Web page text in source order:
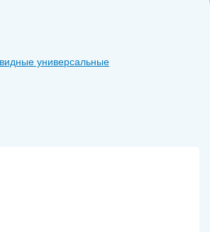
универсальные